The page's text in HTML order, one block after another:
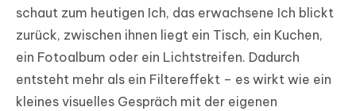
schaut zum heutigen Ich, das erwachsene Ich blickt
zurück, zwischen ihnen liegt ein Tisch, ein Kuchen,
ein Fotoalbum oder ein Lichtstreifen. Dadurch
entsteht mehr als ein Filtereffekt – es wirkt wie ein
kleines visuelles Gespräch mit der eigenen